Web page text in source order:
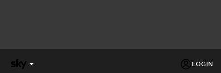
LOGIN